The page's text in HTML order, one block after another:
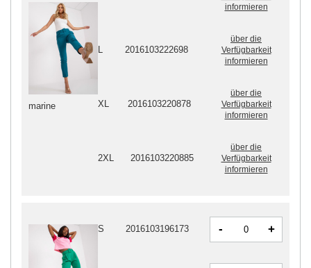
S 2016103196173 - +
marine
informieren
2016103222698
über die
Verfügbarkeit
informieren
XL 2016103220878
über die
Verfügbarkeit
informieren
2XL 2016103220885
über die
Verfügbarkeit
informieren